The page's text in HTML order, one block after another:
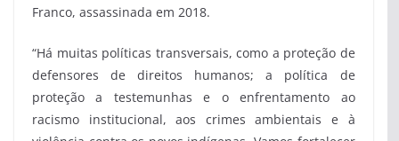
Franco, assassinada em 2018.
“Há muitas políticas transversais, como a proteção de
defensores de direitos humanos; a política de
proteção a testemunhas e o enfrentamento ao
racismo institucional, aos crimes ambientais e à